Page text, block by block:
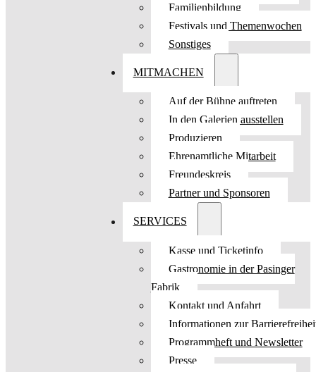
Familienbildung
Festivals und Themenwochen
Sonstiges
MITMACHEN
Auf der Bühne auftreten
In den Galerien ausstellen
Produzieren
Ehrenamtliche Mitarbeit
Freundeskreis
Partner und Sponsoren
SERVICES
Kasse und Ticketinfo
Gastronomie in der Pasinger
Fabrik
Kontakt und Anfahrt
Informationen zur
Programmheft und Newsletter
Presse